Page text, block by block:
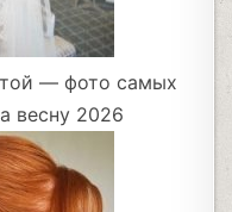
— фото самых
весну 2026